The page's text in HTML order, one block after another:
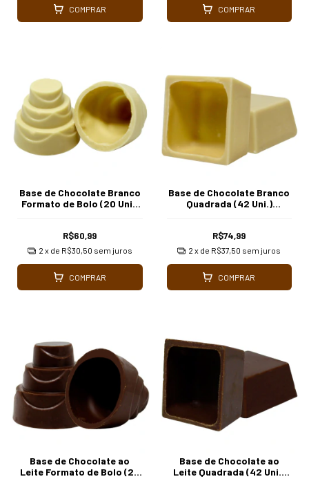
COMPRAR COMPRAR
Base de Chocolate Branco
Formato de Bolo (20 Uni.)
R$60,99
2 x de R$30,50 sem juros
COMPRAR
Base de Chocolate Branco
Quadrada (42 Uni.)
R$74,99
2 x de R$37,50 sem juros
COMPRAR
Base de Chocolate ao
Leite Formato de Bolo (20
Base de Chocolate ao
Leite Quadrada (42 Uni.)